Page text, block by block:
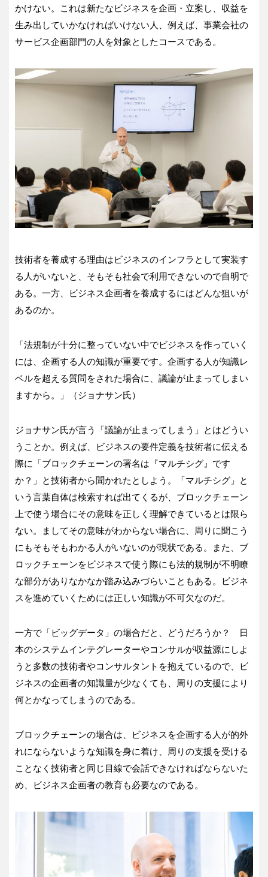
かけない。これは新たなビジネスを企画・立案し、収益を
生み出していかなければいけない人、例えば、事業会社の
サービス企画部門の人を対象としたコースである。
技術者を養成する理由はビジネスのインフラとして実装す
る人がいないと、そもそも社会で利用できないので自明で
ある。一方、ビジネス企画者を養成するにはどんな狙いが
あるのか。
「法規制が十分に整っていない中でビジネスを作っていく
には、企画する人の知識が重要です。企画する人が知識レ
ベルを超える質問をされた場合に、議論が止まってしまい
ますから。」（ジョナサン氏）
ジョナサン氏が言う「議論が止まってしまう」とはどうい
うことか。例えば、ビジネスの要件定義を技術者に伝える
際に「ブロックチェーンの署名は『マルチシグ』です
か？」と技術者から聞かれたとしよう。「マルチシグ」と
いう言葉自体は検索すれば出てくるが、ブロックチェーン
上で使う場合にその意味を正しく理解できているとは限ら
ない。ましてその意味がわからない場合に、周りに聞こう
にもそもそもわかる人がいないのが現状である。また、ブ
ロックチェーンをビジネスで使う際にも法的規制が不明瞭
な部分がありなかなか踏み込みづらいこともある。ビジネ
スを進めていくためには正しい知識が不可欠なのだ。
一方で「ビッグデータ」の場合だと、どうだろうか？ 日
本のシステムインテグレーターやコンサルが収益源にしよ
うと多数の技術者やコンサルタントを抱えているので、ビ
ジネスの企画者の知識量が少なくても、周りの支援により
何とかなってしまうのである。
ブロックチェーンの場合は、ビジネスを企画する人が的外
れにならないような知識を身に着け、周りの支援を受ける
ことなく技術者と同じ目線で会話できなければならないた
め、ビジネス企画者の教育も必要なのである。